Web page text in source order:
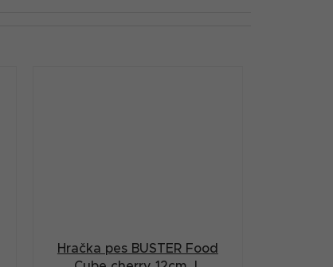
Hračka pes BUSTER Food